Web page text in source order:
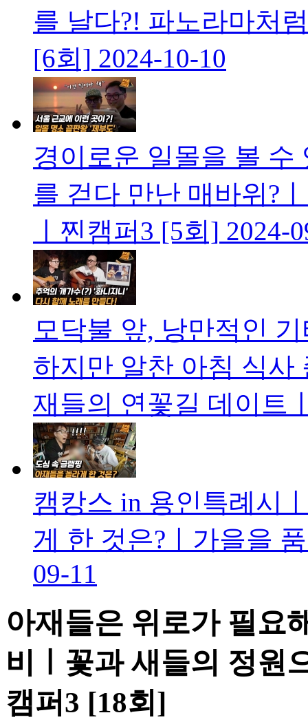
를 날다?! 파노라마처
[6회] 2024-10-10
경이로운 일몰을 볼 수
를 걷다 만난 매바위?
ㅣ찐캠퍼3 [5회] 2024-
모닥불 앞, 낭만적인
하지만 알찬 아침 식사
재들의 연꽃길 데이트
캠캉스 in 용인특례시
게 한 것은?ㅣ가을을
09-11
아재들은 위로가 필요
비ㅣ꽃과 새들의 정원
캠퍼3 [18회]